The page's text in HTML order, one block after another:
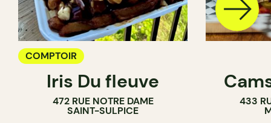
COMPTOIR
Iris Du fleuve
472 RUE NOTRE DAME
SAINT-SULPICE
433